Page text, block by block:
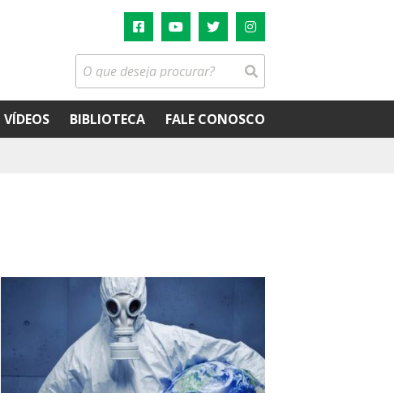
VÍDEOS BIBLIOTECA FALE CONOSCO